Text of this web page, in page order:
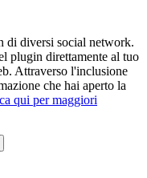
di diversi social network.
plugin direttamente al tuo
Attraverso l'inclusione
che hai aperto la
qui per maggiori